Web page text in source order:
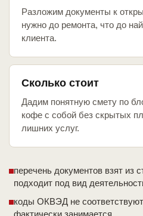
Разложим документы к
нужно до ремонта, что до
клиента.
Сколько стоит
Дадим понятную смету по
кофе с собой без скрытых
лишних услуг.
перечень документов взят из
подходит под вид
коды ОКВЭД не
фактически занимается